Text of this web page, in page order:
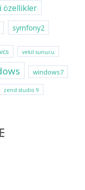
özellikler
symfony2
vcs vekil sunucu
windows7
zend studio 9